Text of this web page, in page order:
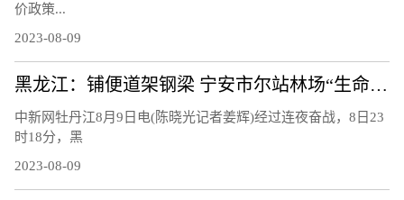
价政策...
2023-08-09
黑龙江：铺便道架钢梁 宁安市尔站林场“生命通道”打通
中新网牡丹江8月9日电(陈晓光记者姜辉)经过连夜奋战，8日23
时18分，黑
2023-08-09